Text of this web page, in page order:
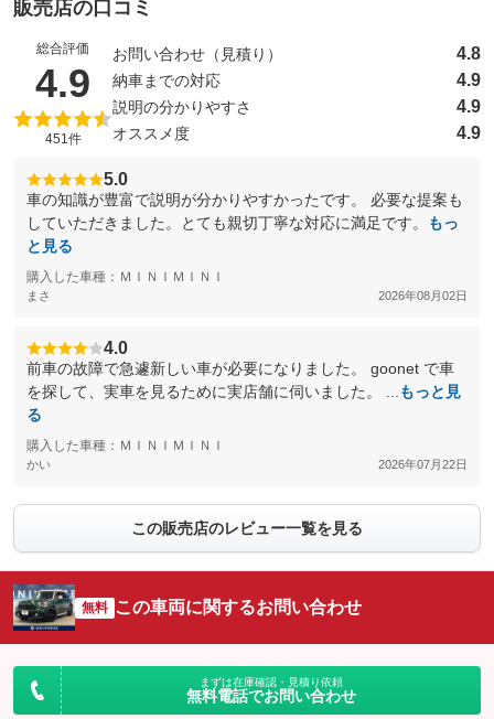
販売店の口コミ
総合評価
4.9 （5点満点中）
451件
お問い合わせ（見積り） 4.8
納車までの対応 4.9
説明の分かりやすさ 4.9
オススメ度 4.9
5.0
車の知識が豊富で説明が分かりやすかったです。 必要な提案も
していただきました。とても親切丁寧な対応に満足です。
もっ
と見る
購入した車種：ＭＩＮＩＭＩＮＩ
まさ 2026年08月02日
4.0
前車の故障で急遽新しい車が必要になりました。 goonet で車
を探して、実車を見るために実店舗に伺いました。 ...
もっと見
る
購入した車種：ＭＩＮＩＭＩＮＩ
かい 2026年07月22日
この販売店のレビュー一覧を見る
無料 この車両に関するお問い合わせ
まずは在庫確認・見積り依頼
無料電話でお問い合わせ